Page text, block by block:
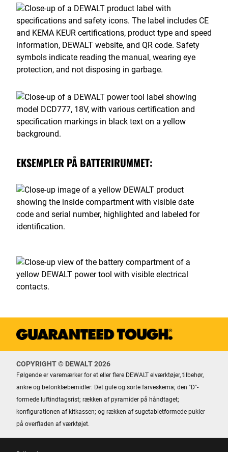
EKSEMPLER PÅ BATTERIRUMMET:
COPYRIGHT © DEWALT 2026
Følgende er varemærker for et eller flere DEWALT elværktøjer, tilbehør,
ankre og betonklæbemidler: Det gule og sorte farveskema; den "D"-
formede luftindtagsrist; rækken af ​​pyramider på håndtaget;
konfigurationen af ​​kitkassen; og rækken af ​​sugetabletformede pukler
på overfladen af ​​værktøjet.